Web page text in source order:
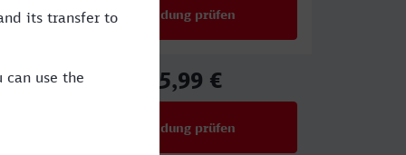
Verbindung prüfen
55,99 €
Verbindung prüfen